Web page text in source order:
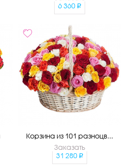
6 360
Корзина из 101 разноцв...
Заказать
31 280